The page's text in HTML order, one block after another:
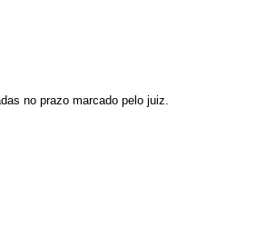
no prazo marcado pelo juiz.